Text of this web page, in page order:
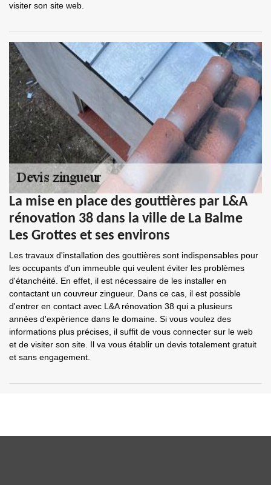
visiter son site web.
La mise en place des gouttières par L&A
rénovation 38 dans la ville de La Balme
Les Grottes et ses environs
Les travaux d'installation des gouttières sont indispensables pour
les occupants d'un immeuble qui veulent éviter les problèmes
d'étanchéité. En effet, il est nécessaire de les installer en
contactant un couvreur zingueur. Dans ce cas, il est possible
d'entrer en contact avec L&A rénovation 38 qui a plusieurs
années d'expérience dans le domaine. Si vous voulez des
informations plus précises, il suffit de vous connecter sur le web
et de visiter son site. Il va vous établir un devis totalement gratuit
et sans engagement.